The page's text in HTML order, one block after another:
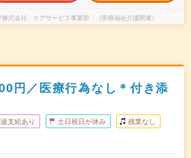
株式会社 ケアサービス事業部 （医療福祉介護関連）
円／医療行為なし＊付き添
支給あり 土日祝日が休み 残業なし